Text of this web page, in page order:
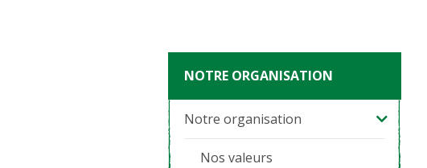
NOTRE ORGANISATION
Notre organisation
Nos valeurs